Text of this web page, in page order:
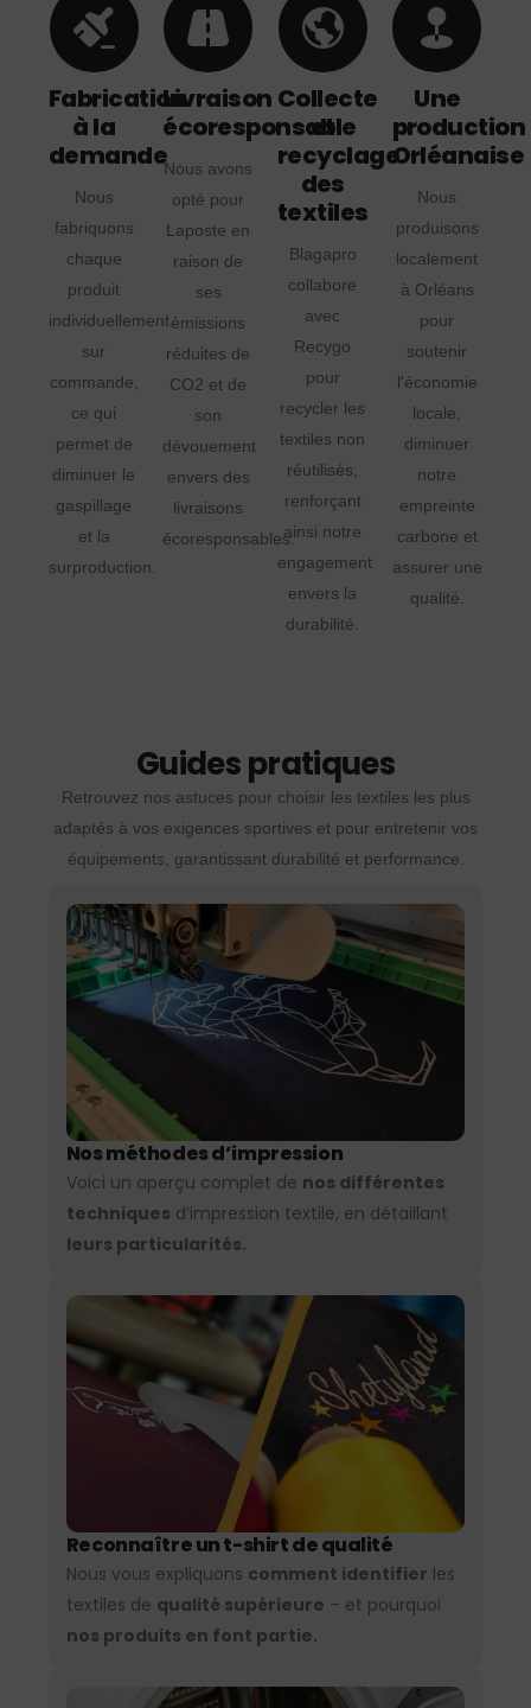
Fabrication
à la
demande
Nous
fabriquons
chaque
produit
individuellement
sur
commande,
ce qui
permet de
diminuer le
gaspillage
et la
surproduction.
Livraison
écoresponsable
Nous avons
opté pour
Laposte en
raison de
ses
émissions
réduites de
CO2 et de
son
dévouement
envers des
livraisons
écoresponsables.
Collecte
et
recyclage
des
textiles
Blagapro
collabore
avec
Recygo
pour
recycler les
textiles non
réutilisés,
renforçant
ainsi notre
engagement
envers la
durabilité.
Une
production
Orléanaise
Nous
produisons
localement
à Orléans
pour
soutenir
l'économie
locale,
diminuer
notre
empreinte
carbone et
assurer une
qualité.
Guides pratiques
Retrouvez nos astuces pour choisir les textiles les plus
adaptés à vos exigences sportives et pour entretenir vos
équipements, garantissant durabilité et performance.
Nos méthodes d’impression
Voici un aperçu complet de nos différentes
techniques d’impression textile, en détaillant
leurs particularités.
Reconnaître un t-shirt de qualité
Nous vous expliquons comment identifier les
textiles de qualité supérieure – et pourquoi
nos produits en font partie.